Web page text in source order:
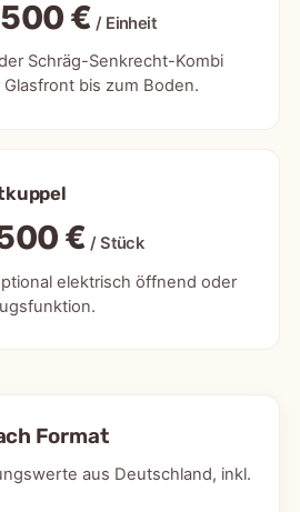
€ / Einheit
Schräg-Senkrecht-Kombi
bis zum Boden.
€ / Stück
elektrisch öffnend oder
Format
aus Deutschland, inkl.